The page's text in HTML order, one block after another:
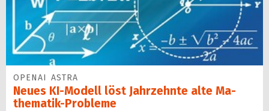
OPENAI ASTRA
Neues KI-Modell löst Jahr­zehn­te alte Ma­
thematik-Pro­ble­me